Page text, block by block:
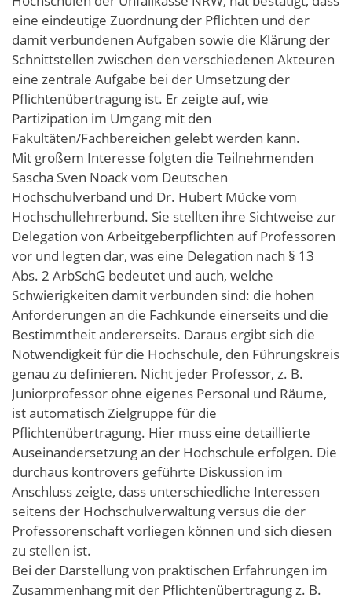
eine eindeutige Zuordnung der Pflichten und der
damit verbundenen Aufgaben sowie die Klärung der
Schnittstellen zwischen den verschiedenen Akteuren
eine zentrale Aufgabe bei der Umsetzung der
Pflichtenübertragung ist. Er zeigte auf, wie
Partizipation im Umgang mit den
Fakultäten/Fachbereichen gelebt werden kann.
Mit großem Interesse folgten die Teilnehmenden
Sascha Sven Noack vom Deutschen
Hochschulverband und Dr. Hubert Mücke vom
Hochschullehrerbund. Sie stellten ihre Sichtweise zur
Delegation von Arbeitgeberpflichten auf Professoren
vor und legten dar, was eine Delegation nach § 13
Abs. 2 ArbSchG bedeutet und auch, welche
Schwierigkeiten damit verbunden sind: die hohen
Anforderungen an die Fachkunde einerseits und die
Bestimmtheit andererseits. Daraus ergibt sich die
Notwendigkeit für die Hochschule, den Führungskreis
genau zu definieren. Nicht jeder Professor, z. B.
Juniorprofessor ohne eigenes Personal und Räume,
ist automatisch Zielgruppe für die
Pflichtenübertragung. Hier muss eine detaillierte
Auseinandersetzung an der Hochschule erfolgen. Die
durchaus kontrovers geführte Diskussion im
Anschluss zeigte, dass unterschiedliche Interessen
seitens der Hochschulverwaltung versus die der
Professorenschaft vorliegen können und sich diesen
zu stellen ist.
Bei der Darstellung von praktischen Erfahrungen im
Zusammenhang mit der Pflichtenübertragung z. B.